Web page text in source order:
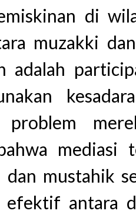
di
muzakki
adalah
problem
mediasi
dan mustahik
antara